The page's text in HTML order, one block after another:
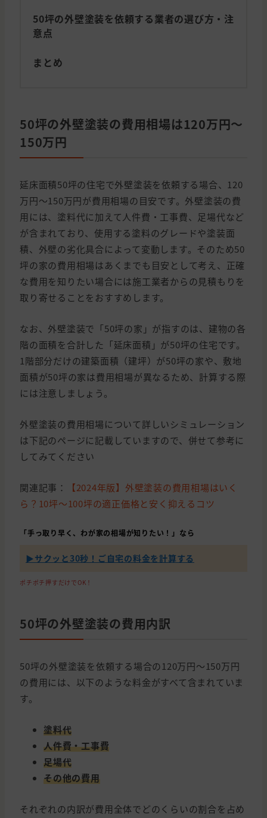
50坪の外壁塗装を依頼する業者の選び方・注
意点
まとめ
50坪の外壁塗装の費用相場は120万円〜
150万円
延床面積50坪の住宅で外壁塗装を依頼する場合、120
万円〜150万円が費用相場の目安です。外壁塗装の費
用には、塗料代に加えて人件費・工事費、足場代など
が含まれており、使用する塗料のグレードや塗装面
積、外壁の劣化具合によって変動します。そのため50
坪の家の費用相場はあくまでも目安として考え、正確
な費用を知りたい場合には施工業者からの見積もりを
取り寄せることをおすすめします。
なお、外壁塗装で「50坪の家」が指すのは、建物の各
階の面積を合計した「延床面積」が50坪の住宅です。
1階部分だけの建築面積（建坪）が50坪の家や、敷地
面積が50坪の家は費用相場が異なるため、計算する際
には注意しましょう。
外壁塗装の費用相場について詳しいシミュレーション
は下記のページに記載していますので、併せて参考に
してみてください
関連記事：
【2024年版】外壁塗装の費用相場はいく
ら？10坪〜100坪の適正価格と安く抑えるコツ
「手っ取り早く、わが家の相場が知りたい！」なら
▶︎サクッと30秒！ご自宅の料金を計算する
ポチポチ押すだけでOK！
50坪の外壁塗装の費用内訳
50坪の外壁塗装を依頼する場合の120万円〜150万円
の費用には、以下のような料金がすべて含まれていま
す。
塗料代
人件費・工事費
足場代
その他の費用
それぞれの内訳が費用全体でどのくらいの割合を占め